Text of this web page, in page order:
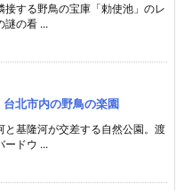
接する野鳥の宝庫「勅使池」のレ
謎の看 ...
北市内の野鳥の楽園
と基隆河が交差する自然公園。渡
ードウ ...